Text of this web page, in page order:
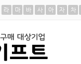
라 마 바 사 아 자 차
2